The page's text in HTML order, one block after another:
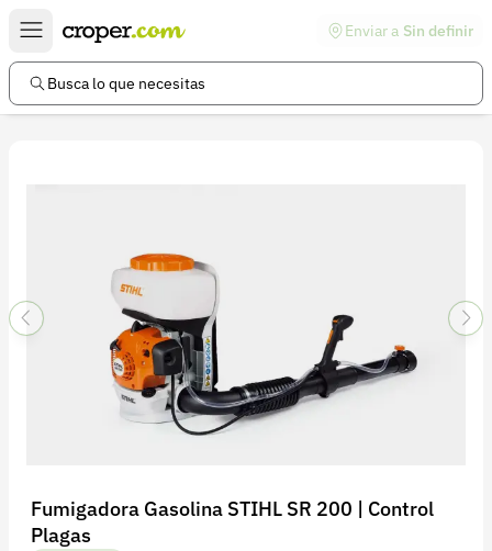
Enviar a Sin definir
Busca lo que necesitas
Fumigadora Gasolina STIHL SR 200 | Control
Plagas
Enlaces de interés
Preguntas frecuentes
Términos y condiciones
Política de devoluciones
Política de privacidad
Recuperar contraseña
Contacto